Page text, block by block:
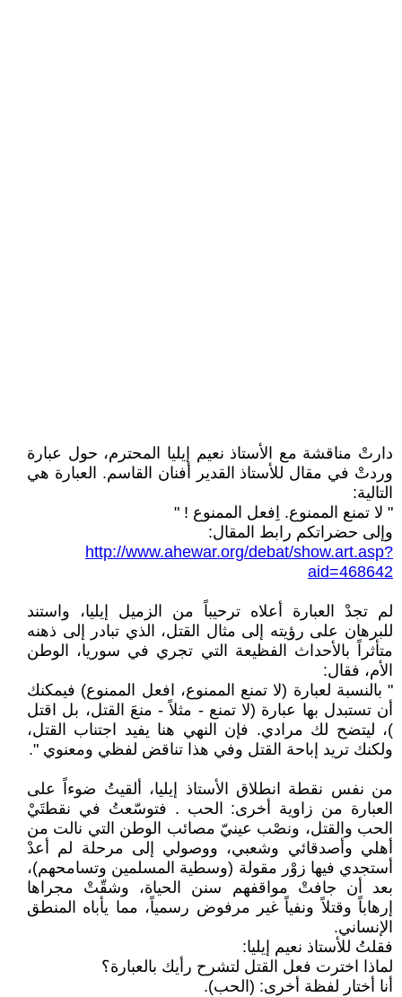
دارتْ مناقشة مع الأستاذ نعيم إيليا المحترم، حول عبارة
وردتْ في مقال للأستاذ القدير أفنان القاسم. العبارة هي
التالية:
" لا تمنع الممنوع. اِفعل الممنوع ! "
وإلى حضراتكم رابط المقال:
http://www.ahewar.org/debat/show.art.asp?
aid=468642
لم تجدْ العبارة أعلاه ترحيباً من الزميل إيليا، واستند
للبرهان على رؤيته إلى مثال القتل، الذي تبادر إلى ذهنه
متأثراً بالأحداث الفظيعة التي تجري في سوريا، الوطن
الأم، فقال:
" بالنسبة لعبارة (لا تمنع الممنوع، افعل الممنوع) فيمكنك
أن تستبدل بها عبارة (لا تمنع - مثلاً - منعَ القتل، بل اقتل
)، ليتضح لك مرادي. فإن النهي هنا يفيد اجتناب القتل،
ولكنك تريد إباحة القتل وفي هذا تناقض لفظي ومعنوي ".
من نفس نقطة انطلاق الأستاذ إيليا، ألقيتُ ضوءاً على
العبارة من زاوية أخرى: الحب . فتوسّعتُ في نقطتَيْ
الحب والقتل، ونصْب عينيّ مصائب الوطن التي نالت من
أهلي وأصدقائي وشعبي، ووصولي إلى مرحلة لم أعدْ
أستجدي فيها زوْر مقولة (وسطية المسلمين وتسامحهم)،
بعد أن جافتْ مواقفهم سنن الحياة، وشقّتْ مجراها
إرهاباً وقتلاً ونفياً غير مرفوض رسمياً، مما يأباه المنطق
الإنساني.
فقلتُ للأستاذ نعيم إيليا:
لماذا اخترت فعل القتل لتشرح رأيك بالعبارة؟
أنا أختار لفظة أخرى: (الحب).